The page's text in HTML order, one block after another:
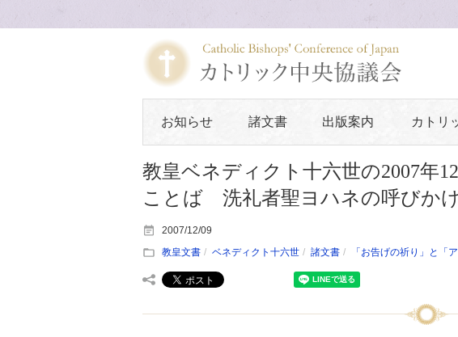
お知らせ 諸文書 出版案内 カトリ
教皇ベネディクト十六世の2007年
ことば 洗礼者聖ヨハネの呼びかけ
2007/12/09
教皇文書
ベネディクト十六世 諸文書 「お告げの祈り」と「